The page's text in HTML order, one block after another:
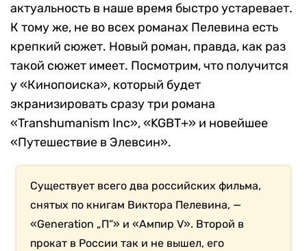
актуальность в наше время быстро устаревает.
К тому же, не во всех романах Пелевина есть
крепкий сюжет. Новый роман, правда, как раз
такой сюжет имеет. Посмотрим, что получится
у «Кинопоиска», который будет
экранизировать сразу три романа
«Transhumanism Inc», «KGBT+» и новейшее
«Путешествие в Элевсин».
Существует всего два российских фильма,
снятых по книгам Виктора Пелевина, —
«Generation „П“» и «Ампир V». Второй в
прокат в России так и не вышел, его